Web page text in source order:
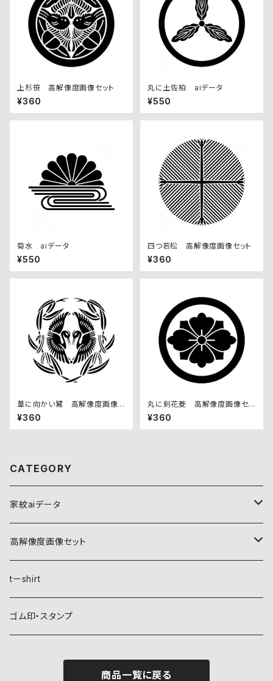
上杉笹 高解像度画像セット
¥360
丸に土佐柏 aiデータ
¥550
菊水 aiデータ
¥550
四つ若松 高解像度画像セット
¥360
葦に向かい鷺 高解像度画像セ
ット
¥360
丸に剣花菱 高解像度画像セッ
ト
¥360
CATEGORY
家紋aiデータ
自然紋
稲妻
霞
植物紋
葵
動物紋
高解像度画像セット
自然紋
稲妻
植物紋
tーshirt
ゴム印・スタンプ
商品一覧に戻る